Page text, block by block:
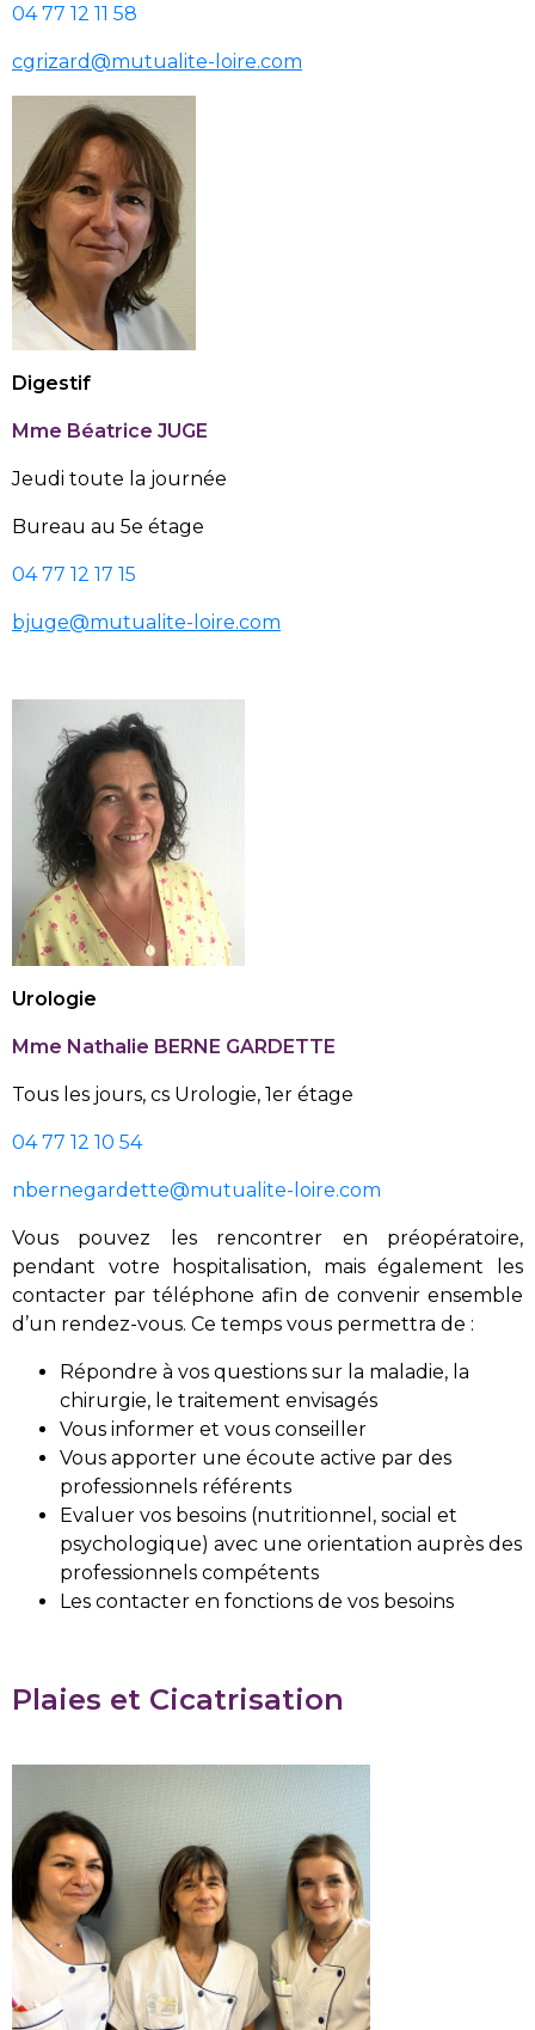
04 77 12 11 58
cgrizard@mutualite-loire.com
Digestif
Mme Béatrice JUGE
Jeudi toute la journée
Bureau au 5e étage
04 77 12 17 15
bjuge@mutualite-loire.com
Urologie
Mme Nathalie BERNE GARDETTE
Tous les jours, cs Urologie, 1er étage
04 77 12 10 54
nbernegardette@mutualite-loire.com
Vous pouvez les rencontrer en préopératoire,
pendant votre hospitalisation, mais également les
contacter par téléphone afin de convenir ensemble
d’un rendez-vous. Ce temps vous permettra de :
Répondre à vos questions sur la maladie, la
chirurgie, le traitement envisagés
Vous informer et vous conseiller
Vous apporter une écoute active par des
professionnels référents
Evaluer vos besoins (nutritionnel, social et
psychologique) avec une orientation auprès des
professionnels compétents
Les contacter en fonctions de vos besoins
Plaies et Cicatrisation